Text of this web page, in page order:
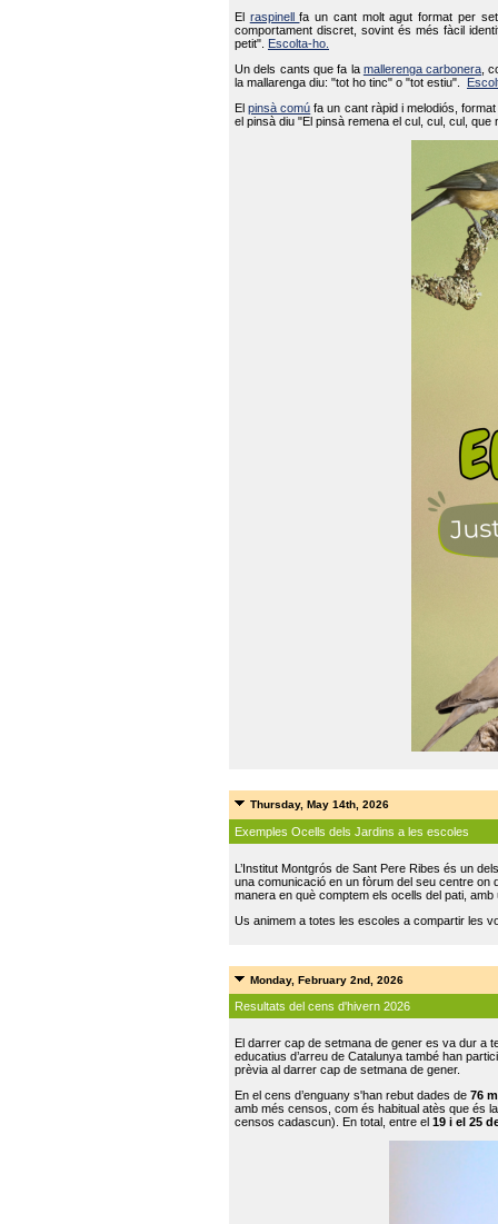
El raspinellfa un cant molt agut format per
comportament discret, sovint és més fàcil
petit".
Escolta-ho.
Un dels cants que fa la mallerenga carbonera ,
la mallarenga diu: "tot ho tinc" o "tot estiu".
Elpinsà comú fa un cant ràpid i melodiós,
el pinsà diu "El pinsà remena el cul, cul, cul,
Thursday, May 14th, 2026
Exemples Ocells dels Jardins a les escoles
L’Institut Montgrós de Sant Pere Ribes és un
una comunicació en un fòrum del seu centre on
manera en què comptem els ocells del pati,
Us animem a totes les escoles a compartir les
Monday, February 2nd, 2026
Resultats del cens d'hivern 2026
El darrer cap de setmana de gener es va dur a
educatius d’arreu de Catalunya també han
prèvia al darrer cap de setmana de gener.
En el cens d’enguany s'han rebut dades de 76
amb més censos, com és habitual atès que és
censos cadascun). En total, entre el 19 i el 25